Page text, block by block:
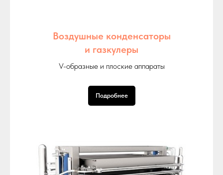
Воздушные конденсаторы
и газкулеры
V-образные и плоские аппараты
Подробнее